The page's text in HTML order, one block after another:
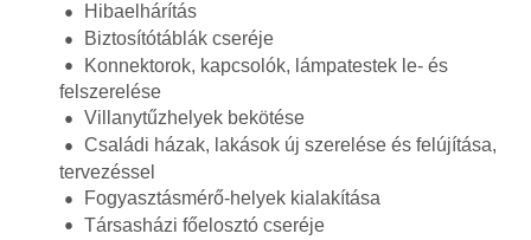
Hibaelhárítás
Biztosítótáblák cseréje
Konnektorok, kapcsolók, lámpatestek le- és
felszerelése
Villanytűzhelyek bekötése
Családi házak, lakások új szerelése és felújítása,
tervezéssel
Fogyasztásmérő-helyek kialakítása
Társasházi főelosztó cseréje